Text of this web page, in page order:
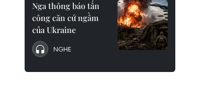
Nga thông báo tấn
công căn cứ ngầm
của Ukraine
NGHE